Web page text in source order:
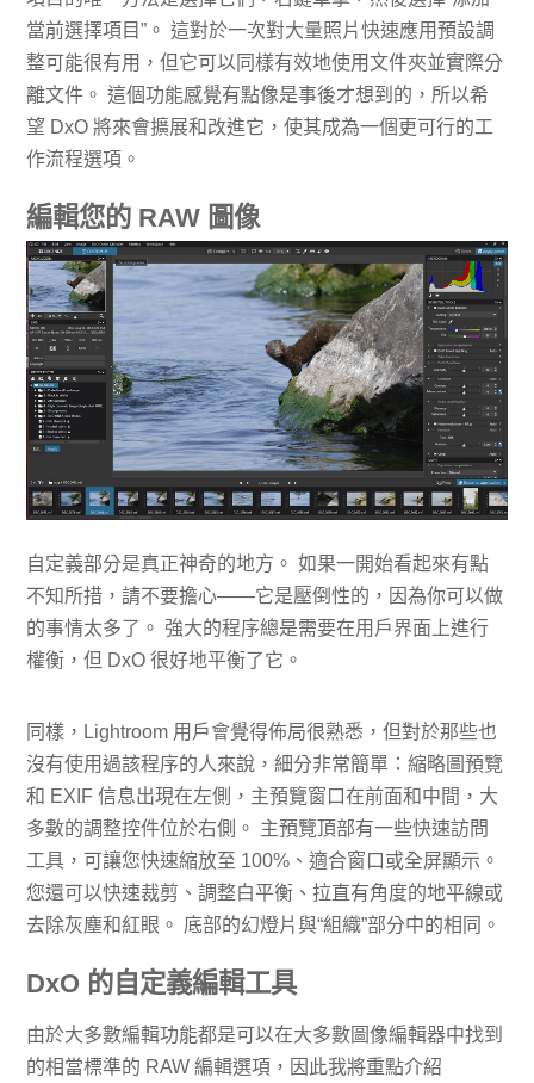
當前選擇項目”。 這對於一次對大量照片快速應用預設調
整可能很有用，但它可以同樣有效地使用文件夾並實際分
離文件。 這個功能感覺有點像是事後才想到的，所以希
望 DxO 將來會擴展和改進它，使其成為一個更可行的工
作流程選項。
編輯您的 RAW 圖像
自定義部分是真正神奇的地方。 如果一開始看起來有點
不知所措，請不要擔心——它是壓倒性的，因為你可以做
的事情太多了。 強大的程序總是需要在用戶界面上進行
權衡，但 DxO 很好地平衡了它。
同樣，Lightroom 用戶會覺得佈局很熟悉，但對於那些也
沒有使用過該程序的人來說，細分非常簡單：縮略圖預覽
和 EXIF 信息出現在左側，主預覽窗口在前面和中間，大
多數的調整控件位於右側。 主預覽頂部有一些快速訪問
工具，可讓您快速縮放至 100%、適合窗口或全屏顯示。
您還可以快速裁剪、調整白平衡、拉直有角度的地平線或
去除灰塵和紅眼。 底部的幻燈片與“組織”部分中的相同。
DxO 的自定義編輯工具
由於大多數編輯功能都是可以在大多數圖像編輯器中找到
的相當標準的 RAW 編輯選項，因此我將重點介紹